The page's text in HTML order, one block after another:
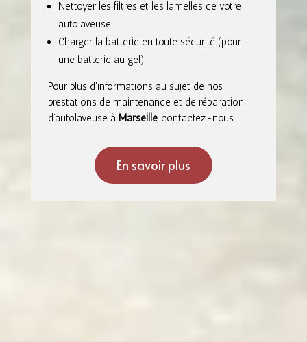
Nettoyer les filtres et les lamelles de votre
autolaveuse
Charger la batterie en toute sécurité (pour
une batterie au gel)
Pour plus d’informations au sujet de nos
prestations de maintenance et de réparation
d’autolaveuse à Marseille, contactez-nous.
En savoir plus